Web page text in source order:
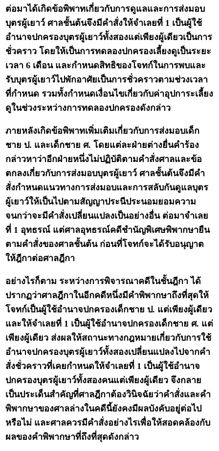
ต่อมาได้เกิดข้อพิพาทเกี่ยวกับการดูแลและการส่งมอบ
บุตรผู้เยาว์ ศาลชั้นต้นจึงมีคำสั่งให้จำเลยที่ 1 เป็นผู้ใช้
อำนาจปกครองบุตรผู้เยาว์ทั้งสองแต่เพียงผู้เดียวเป็นการ
ชั่วคราว โดยให้เป็นการทดลองปกครองเลี้ยงดูเป็นระยะ
เวลา 6 เดือน และกำหนดสิทธิของโจทก์ในการพบและ
รับบุตรผู้เยาว์ไปพักอาศัยเป็นการชั่วคราวตามช่วงเวลา
ที่กำหนด รวมทั้งกำหนดเงื่อนไขเกี่ยวกับค่าอุปการะเลี้ยง
ดูในช่วงระหว่างการทดลองปกครองดังกล่าว
ภายหลังเกิดข้อพิพาทเพิ่มเติมเกี่ยวกับการส่งมอบเด็ก
ชาย ป. และเด็กชาย ศ. โดยแต่ละฝ่ายต่างยื่นคำร้อง
กล่าวหาว่าอีกฝ่ายหนึ่งไม่ปฏิบัติตามคำสั่งศาลและข้อ
ตกลงเกี่ยวกับการส่งมอบบุตรผู้เยาว์ ศาลชั้นต้นจึงมีคำ
สั่งกำหนดแนวทางการส่งมอบและการสลับกันดูแลบุตร
ผู้เยาว์ให้เป็นไปตามสัญญาประนีประนอมยอมความ
จนกว่าจะมีคำสั่งเปลี่ยนแปลงเป็นอย่างอื่น ต่อมาจำเลย
ที่ 1 อุทธรณ์ แต่ศาลอุทธรณ์คดีชำนัญพิเศษพิพากษายืน
ตามคำสั่งของศาลชั้นต้น ก่อนที่โจทก์จะได้รับอนุญาต
ให้ฎีกาต่อศาลฎีกา
อย่างไรก็ตาม ระหว่างการพิจารณาคดีในชั้นฎีกา ได้
ปรากฏว่าศาลฎีกาในอีกคดีหนึ่งมีคำพิพากษาถึงที่สุดให้
โจทก์เป็นผู้ใช้อำนาจปกครองเด็กชาย ป. แต่เพียงผู้เดียว
และให้จำเลยที่ 1 เป็นผู้ใช้อำนาจปกครองเด็กชาย ศ. แต่
เพียงผู้เดียว ส่งผลให้สถานะทางกฎหมายเกี่ยวกับการใช้
อำนาจปกครองบุตรผู้เยาว์ทั้งสองเปลี่ยนแปลงไปจากคำ
สั่งชั่วคราวที่เคยกำหนดให้จำเลยที่ 1 เป็นผู้ใช้อำนาจ
ปกครองบุตรผู้เยาว์ทั้งสองคนแต่เพียงผู้เดียว จึงกลาย
เป็นประเด็นสำคัญที่ศาลฎีกาต้องวินิจฉัยว่าคำสั่งและคำ
พิพากษาของศาลล่างในคดีนี้ยังคงมีผลบังคับอยู่ต่อไป
หรือไม่ และศาลควรมีคำสั่งอย่างไรเพื่อให้สอดคล้องกับ
ผลของคำพิพากษาที่ถึงที่สุดดังกล่าว